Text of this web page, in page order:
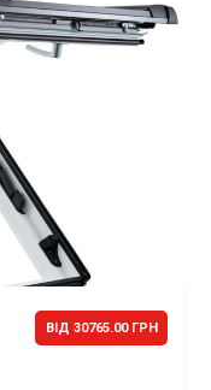
ВІД 30765.00 ГРН